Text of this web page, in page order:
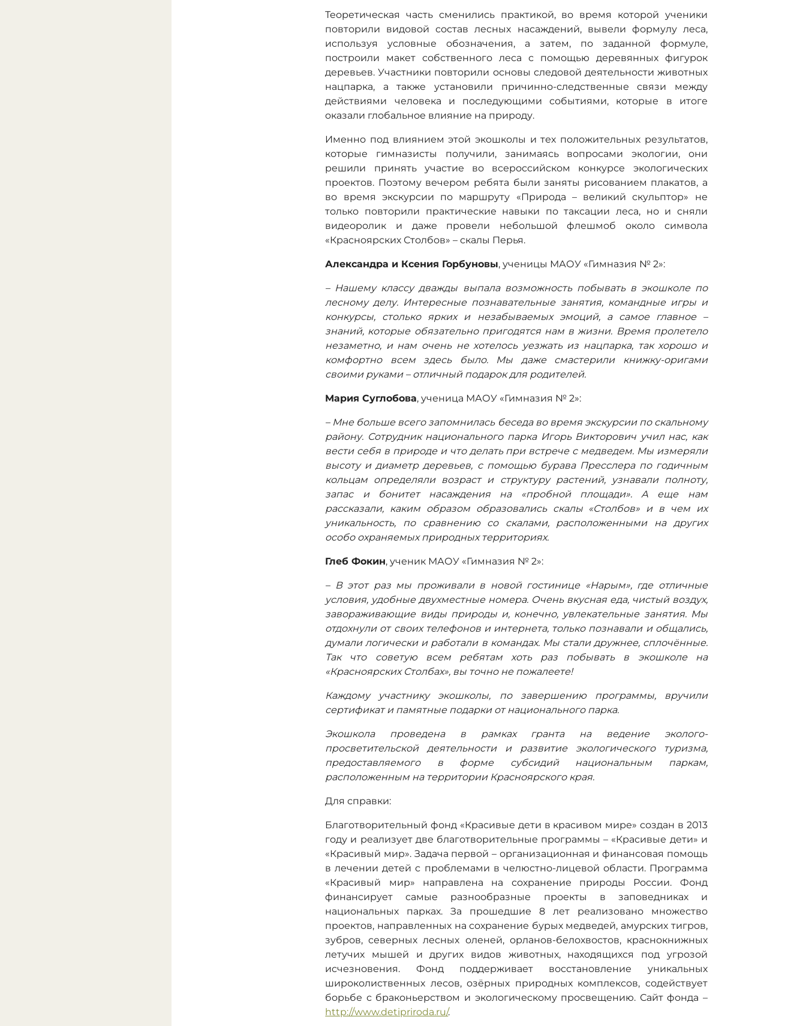
Теоретическая часть сменились практикой, во время которой ученики
повторили видовой состав лесных насаждений, вывели формулу леса,
используя условные обозначения, а затем, по заданной формуле,
построили макет собственного леса с помощью деревянных фигурок
деревьев. Участники повторили основы следовой деятельности животных
нацпарка, а также установили причинно-следственные связи между
действиями человека и последующими событиями, которые в итоге
оказали глобальное влияние на природу.
Именно под влиянием этой экошколы и тех положительных результатов,
которые гимназисты получили, занимаясь вопросами экологии, они
решили принять участие во всероссийском конкурсе экологических
проектов. Поэтому вечером ребята были заняты рисованием плакатов, а
во время экскурсии по маршруту «Природа – великий скульптор» не
только повторили практические навыки по таксации леса, но и сняли
видеоролик и даже провели небольшой флешмоб около символа
«Красноярских Столбов» – скалы Перья.
Александра и Ксения Горбуновы, ученицы МАОУ «Гимназия № 2»:
– Нашему классу дважды выпала возможность побывать в экошколе по
лесному делу. Интересные познавательные занятия, командные игры и
конкурсы, столько ярких и незабываемых эмоций, а самое главное –
знаний, которые обязательно пригодятся нам в жизни. Время пролетело
незаметно, и нам очень не хотелось уезжать из нацпарка, так хорошо и
комфортно всем здесь было. Мы даже смастерили книжку-оригами
своими руками – отличный подарок для родителей.
Мария Суглобова, ученица МАОУ «Гимназия № 2»:
– Мне больше всего запомнилась беседа во время экскурсии по скальному
району. Сотрудник национального парка Игорь Викторович учил нас, как
вести себя в природе и что делать при встрече с медведем. Мы измеряли
высоту и диаметр деревьев, с помощью бурава Пресслера по годичным
кольцам определяли возраст и структуру растений, узнавали полноту,
запас и бонитет насаждения на «пробной площади». А еще нам
рассказали, каким образом образовались скалы «Столбов» и в чем их
уникальность, по сравнению со скалами, расположенными на других
особо охраняемых природных территориях.
Глеб Фокин, ученик МАОУ «Гимназия № 2»:
– В этот раз мы проживали в новой гостинице «Нарым», где отличные
условия, удобные двухместные номера. Очень вкусная еда, чистый воздух,
завораживающие виды природы и, конечно, увлекательные занятия. Мы
отдохнули от своих телефонов и интернета, только познавали и общались,
думали логически и работали в командах. Мы стали дружнее, сплочённые.
Так что советую всем ребятам хоть раз побывать в экошколе на
«Красноярских Столбах», вы точно не пожалеете!
Каждому участнику экошколы, по завершению программы, вручили
сертификат и памятные подарки от национального парка.
Экошкола проведена в рамках гранта на ведение эколого-
просветительской деятельности и развитие экологического туризма,
предоставляемого в форме субсидий национальным паркам,
расположенным на территории Красноярского края.
Для справки:
Благотворительный фонд «Красивые дети в красивом мире» создан в 2013
году и реализует две благотворительные программы – «Красивые дети» и
«Красивый мир». Задача первой – организационная и финансовая помощь
в лечении детей с проблемами в челюстно-лицевой области. Программа
«Красивый мир» направлена на сохранение природы России. Фонд
финансирует самые разнообразные проекты в заповедниках и
национальных парках. За прошедшие 8 лет реализовано множество
проектов, направленных на сохранение бурых медведей, амурских тигров,
зубров, северных лесных оленей, орланов-белохвостов, краснокнижных
летучих мышей и других видов животных, находящихся под угрозой
исчезновения. Фонд поддерживает восстановление уникальных
широколиственных лесов, озёрных природных комплексов, содействует
борьбе с браконьерством и экологическому просвещению. Сайт фонда –
http://www.detipriroda.ru/.